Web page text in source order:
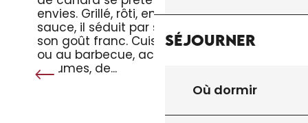
Séjourner
Où dormir
envies. Grillé, rôti, en salade ou en
sauce, il séduit par sa tendreté et
son goût franc. Cuisiné à la poêle
ou au barbecue, accompagné de
légumes, de...